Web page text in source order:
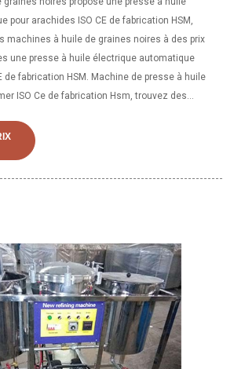
pour arachides ISO CE de fabrication HSM,
machines à huile de graines noires à des prix
une presse à huile électrique automatique
de fabrication HSM. Machine de presse à huile
ISO Ce de fabrication Hsm, trouvez des
Hsm, machine de presse à huile de
machine de traitement d'huile hydraulique de